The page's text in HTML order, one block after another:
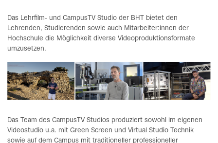
Das Lehrfilm- und CampusTV Studio der BHT bietet den
Lehrenden, Studierenden sowie auch Mitarbeiter:innen der
Hochschule die Möglichkeit diverse Videoproduktionsformate
umzusetzen.
Das Team des CampusTV Studios produziert sowohl im eigenen
Videostudio u.a. mit Green Screen und Virtual Studio Technik
sowie auf dem Campus mit traditioneller professioneller